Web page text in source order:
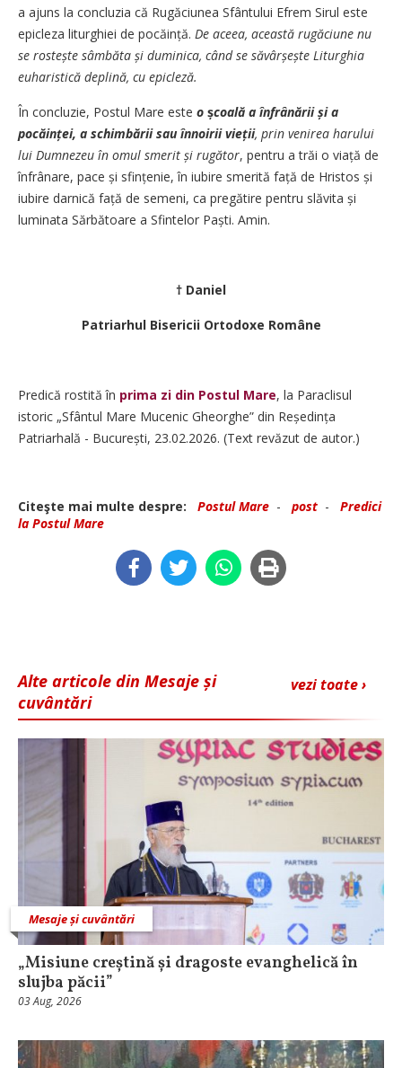
a ajuns la concluzia că Rugăciunea Sfântului Efrem Sirul este
epicleza liturghiei de pocăință. De aceea, această rugăciune nu
se rostește sâmbăta și duminica, când se săvârșește Liturghia
euharistică deplină, cu epicleză.
În concluzie, Postul Mare este o școală a înfrânării și a
pocăinței, a schimbării sau înnoirii vieții, prin venirea harului
lui Dumnezeu în omul smerit și rugător, pentru a trăi o viață de
înfrânare, pace și sfințenie, în iubire smerită față de Hristos și
iubire darnică față de semeni, ca pregătire pentru slăvita și
luminata Sărbătoare a Sfintelor Paști. Amin.
† Daniel
Patriarhul Bisericii Ortodoxe Române
Predică rostită în prima zi din Postul Mare, la Paraclisul
istoric „Sfântul Mare Mucenic ­Gheorghe” din Reședința
Patriarhală - București, 23.02.2026. (Text revăzut de autor.)
Citeşte mai multe despre: Postul Mare - post - Predici
la Postul Mare
vezi toate ›
Alte articole din Mesaje și
cuvântări
Mesaje și cuvântări
„Misiune creștină și dragoste evanghelică în
slujba păcii”
03 Aug, 2026